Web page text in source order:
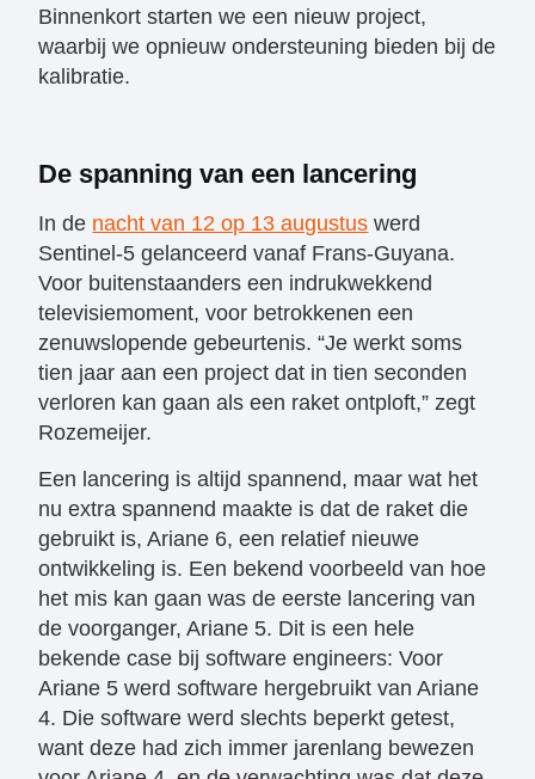
Binnenkort starten we een nieuw project,
waarbij we opnieuw ondersteuning bieden bij de
kalibratie.
De spanning van een lancering
In de nacht van 12 op 13 augustus werd
Sentinel-5 gelanceerd vanaf Frans-Guyana.
Voor buitenstaanders een indrukwekkend
televisiemoment, voor betrokkenen een
zenuwslopende gebeurtenis. “Je werkt soms
tien jaar aan een project dat in tien seconden
verloren kan gaan als een raket ontploft,” zegt
Rozemeijer.
​Een lancering is altijd spannend, maar wat het
nu extra spannend maakte is dat de raket die
gebruikt is, Ariane 6, een relatief nieuwe
ontwikkeling is. Een bekend voorbeeld van hoe
het mis kan gaan was de eerste lancering van
de voorganger, Ariane 5. Dit is een hele
bekende case bij software engineers: Voor
Ariane 5 werd software hergebruikt van Ariane
4. Die software werd slechts beperkt getest,
want deze had zich immer jarenlang bewezen